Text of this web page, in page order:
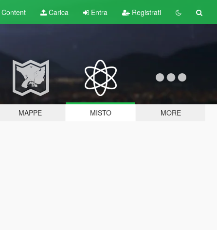
Content Carica Entra Registrati
MAPPE MISTO MORE